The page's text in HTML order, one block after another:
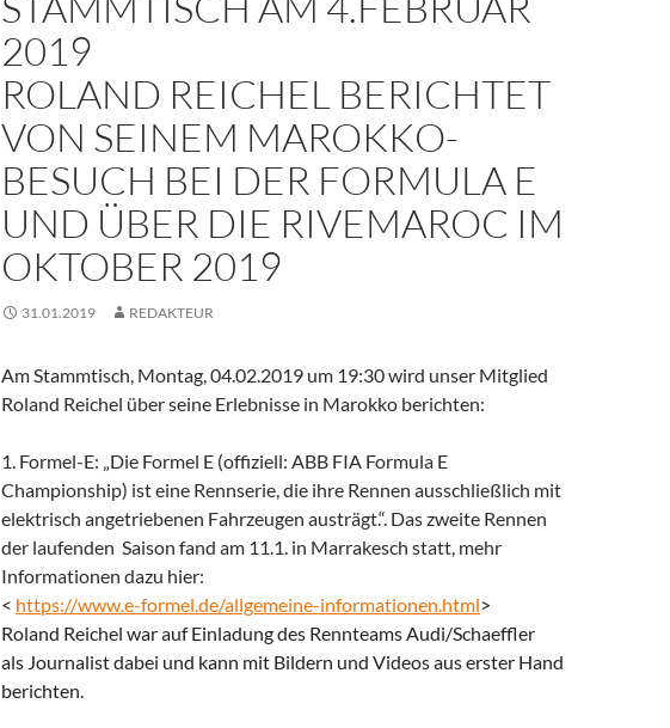
2019
ROLAND REICHEL BERICHTET
VON SEINEM MAROKKO-
BESUCH BEI DER FORMULA E
UND ÜBER DIE RIVEMAROC IM
OKTOBER 2019
31.01.2019 REDAKTEUR
Am Stammtisch, Montag, 04.02.2019 um 19:30 wird unser Mitglied
Roland Reichel über seine Erlebnisse in Marokko berichten:
1. Formel-E: „Die Formel E (offiziell: ABB FIA Formula E
Championship) ist eine Rennserie, die ihre Rennen ausschließlich mit
elektrisch angetriebenen Fahrzeugen austrägt.“. Das zweite Rennen
der laufenden Saison fand am 11.1. in Marrakesch statt, mehr
Informationen dazu hier:
< https://www.e-formel.de/allgemeine-informationen.html>
Roland Reichel war auf Einladung des Rennteams Audi/Schaeffler
als Journalist dabei und kann mit Bildern und Videos aus erster Hand
berichten.